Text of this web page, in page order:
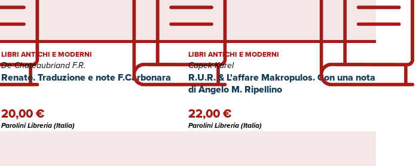
Renato. Traduzione e note F.Carbonara
LIBRI ANTICHI E MODERNI
De Chateaubriand F.R.
20,00 €
Parolini Libreria (Italia)
R.U.R. & L'affare Makropulos. Con una nota
di Angelo M. Ripellino
LIBRI ANTICHI E MODERNI
Capek Karel
22,00 €
Parolini Libreria (Italia)